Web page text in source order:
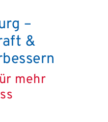
–
&
mehr